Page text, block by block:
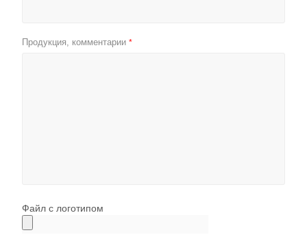
Продукция, комментарии *
Файл с логотипом